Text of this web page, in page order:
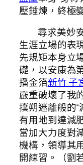
壓錘煉，終極
尋求美妙
生涯立場的表
先規矩本身立
礎，以安康為
播金箔新竹 子
嚴重破壞了我
撲朔迷離般的
有用地到達減
當加大力度對
機構，領導其
開練習。（劉